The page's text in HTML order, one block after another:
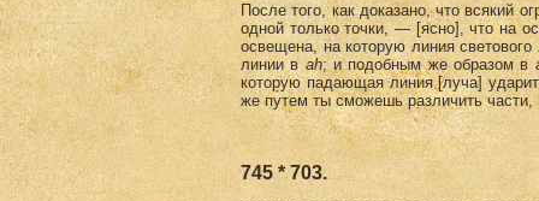
После того, как доказано, что всякий
одной только точки, — [ясно], что на
освещена, на которую линия
линии вah; и подобным же образом в
которую падающая линия [луча]
же путем ты сможешь различить
745 * 703.